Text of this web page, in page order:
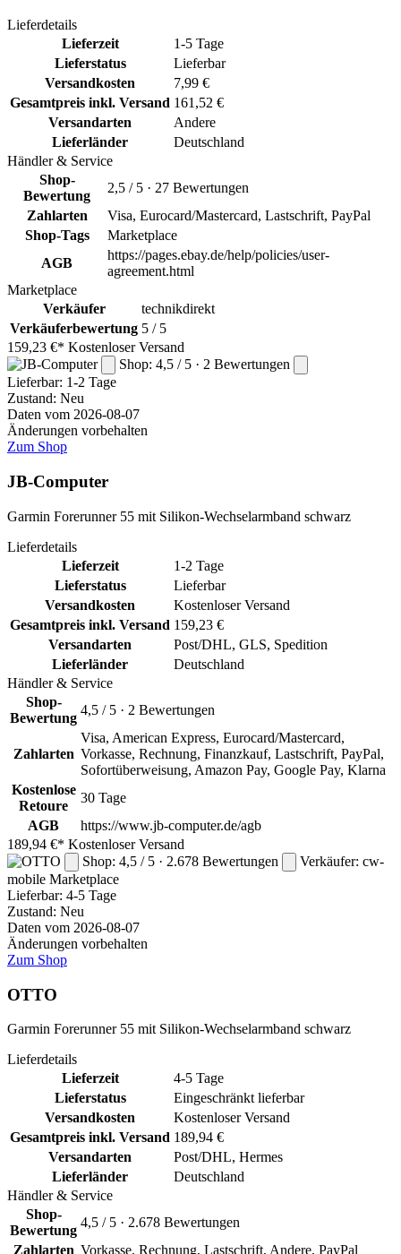
Lieferdetails
Lieferzeit
1-5 Tage
Lieferstatus
Lieferbar
Versandkosten
7,99 €
Gesamtpreis inkl. Versand 161,52 €
Versandarten
Andere
Lieferländer
Deutschland
Händler & Service
Shop-
Bewertung
2,5 / 5 · 27 Bewertungen
Zahlarten
Visa, Eurocard/Mastercard, Lastschrift, PayPal
Shop-Tags
Marketplace
AGB
https://pages.ebay.de/help/policies/user-
agreement.html
Marketplace
Verkäufer
technikdirekt
Verkäuferbewertung 5 / 5
159,23 €* Kostenloser Versand
Shop: 4,5 / 5 · 2 Bewertungen
Lieferbar: 1-2 Tage
Zustand: Neu
Daten vom 2026-08-07
Änderungen vorbehalten
Zum Shop
JB-Computer
Garmin Forerunner 55 mit Silikon-Wechselarmband schwarz
Lieferdetails
Lieferzeit
1-2 Tage
Lieferstatus
Lieferbar
Versandkosten
Kostenloser Versand
Gesamtpreis inkl. Versand 159,23 €
Versandarten
Post/DHL, GLS, Spedition
Lieferländer
Deutschland
Händler & Service
Shop-
Bewertung
4,5 / 5 · 2 Bewertungen
Zahlarten
Visa, American Express, Eurocard/Mastercard,
Vorkasse, Rechnung, Finanzkauf, Lastschrift, PayPal,
Sofortüberweisung, Amazon Pay, Google Pay, Klarna
Kostenlose
Retoure
30 Tage
AGB
https://www.jb-computer.de/agb
189,94 €* Kostenloser Versand
Shop: 4,5 / 5 · 2.678 Bewertungen
Verkäufer: cw-
mobile Marketplace
Lieferbar: 4-5 Tage
Zustand: Neu
Daten vom 2026-08-07
Änderungen vorbehalten
Zum Shop
OTTO
Garmin Forerunner 55 mit Silikon-Wechselarmband schwarz
Lieferdetails
Lieferzeit
4-5 Tage
Lieferstatus
Eingeschränkt lieferbar
Versandkosten
Kostenloser Versand
Gesamtpreis inkl. Versand 189,94 €
Versandarten
Post/DHL, Hermes
Lieferländer
Deutschland
Händler & Service
Shop-
Bewertung
4,5 / 5 · 2.678 Bewertungen
Zahlarten Vorkasse, Rechnung, Lastschrift, Andere, PayPal